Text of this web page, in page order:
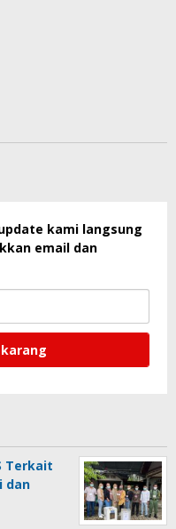
kami langsung
email dan
Terkait
dan